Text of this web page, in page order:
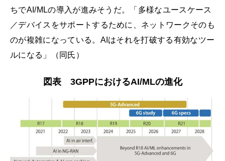
ちでAI/MLの導入が進みそうだ。「多様なユースケース
／デバイスをサポートするために、ネットワークそのも
のが複雑になっている。AIはそれを打破する有効なツー
ルになる」（同氏）
図表 3GPPにおけるAI/MLの進化